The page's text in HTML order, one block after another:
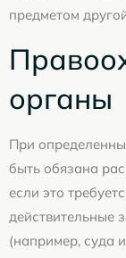
предметом
органы
При
быть обязана
если это
действительные
(например, суда